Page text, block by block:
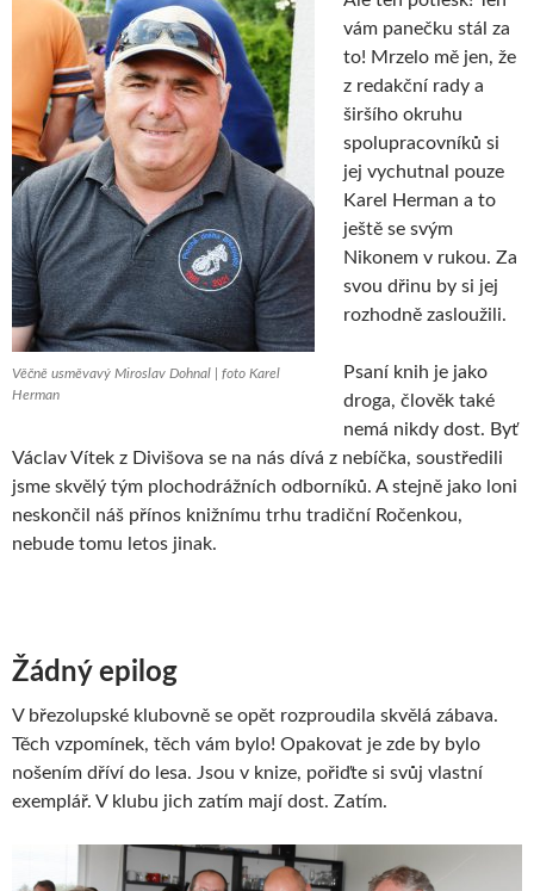
Věčně usměvavý Miroslav Dohnal | foto Karel
Herman
vám panečku stál za
to! Mrzelo mě jen, že
z redakční rady a
širšího okruhu
spolupracovníků si
jej vychutnal pouze
Karel Herman a to
ještě se svým
Nikonem v rukou. Za
svou dřinu by si jej
rozhodně zasloužili.
Psaní knih je jako
droga, člověk také
nemá nikdy dost. Byť
Václav Vítek z Divišova se na nás dívá z nebíčka, soustředili
jsme skvělý tým plochodrážních odborníků. A stejně jako loni
neskončil náš přínos knižnímu trhu tradiční Ročenkou,
nebude tomu letos jinak.
Žádný epilog
V březolupské klubovně se opět rozproudila skvělá zábava.
Těch vzpomínek, těch vám bylo! Opakovat je zde by bylo
nošením dříví do lesa. Jsou v knize, pořiďte si svůj vlastní
exemplář. V klubu jich zatím mají dost. Zatím.